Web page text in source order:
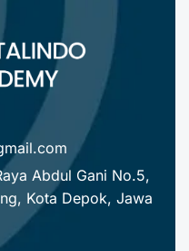
Abdul Gani No.5,
Kota Depok, Jawa